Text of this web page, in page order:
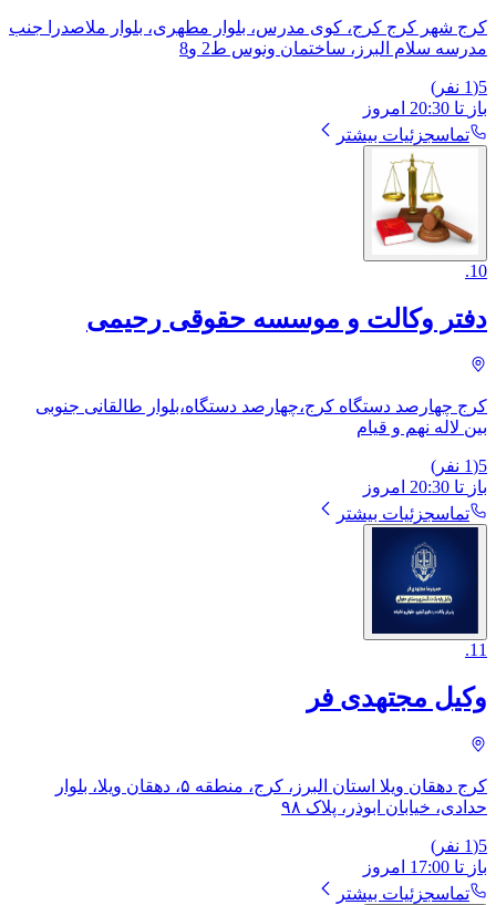
کرج شهر کرج کرج، کوی مدرس، بلوار مطهری، بلوار ملاصدرا جنب
مدرسه سلام البرز، ​ساختمان ونوس ط2 و8
5
(
1 نفر)
باز تا 20:30 امروز
تماسجزئیات بیشتر
10
.
دفتر وکالت و موسسه حقوقی رحیمی
کرج چهارصد دستگاه کرج،چهارصد دستگاه،بلوار طالقانی جنوبی
بین لاله نهم و قیام
5
(
1 نفر)
باز تا 20:30 امروز
تماسجزئیات بیشتر
11
.
وکیل مجتهدی فر
کرج دهقان ویلا استان البرز، کرج، منطقه ۵، دهقان ویلا، بلوار
حدادی، ​خیابان ابوذر، پلاک ٩٨
5
(
1 نفر)
باز تا 17:00 امروز
تماسجزئیات بیشتر